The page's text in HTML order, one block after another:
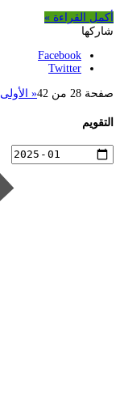
أكمل القراءة »
شاركها
Facebook
Twitter
صفحة 28 من 42 « الأولى
التقويم